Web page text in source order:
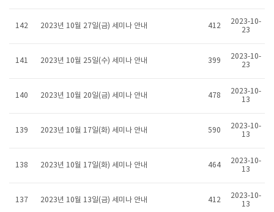
142 2023년 10월 27일(금) 세미나 안내 412
2023-10-
23
141 2023년 10월 25일(수) 세미나 안내 399
2023-10-
23
140 2023년 10월 20일(금) 세미나 안내 478
2023-10-
13
139 2023년 10월 17일(화) 세미나 안내 590
2023-10-
13
138 2023년 10월 17일(화) 세미나 안내 464
2023-10-
13
137 2023년 10월 13일(금) 세미나 안내 412
2023-10-
13